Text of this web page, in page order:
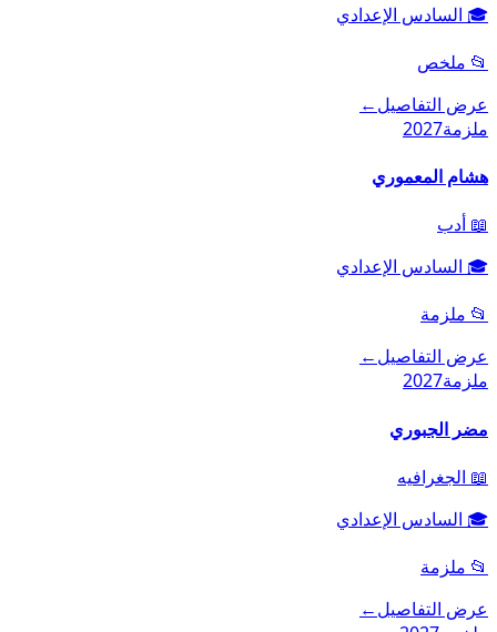
🎓 السادس الإعدادي
📂 ملخص
عرض التفاصيل←
ملزمة2027
هشام المعموري
📖 أدب
🎓 السادس الإعدادي
📂 ملزمة
عرض التفاصيل←
ملزمة2027
مضر الجبوري
📖 الجغرافيه
🎓 السادس الإعدادي
📂 ملزمة
عرض التفاصيل←